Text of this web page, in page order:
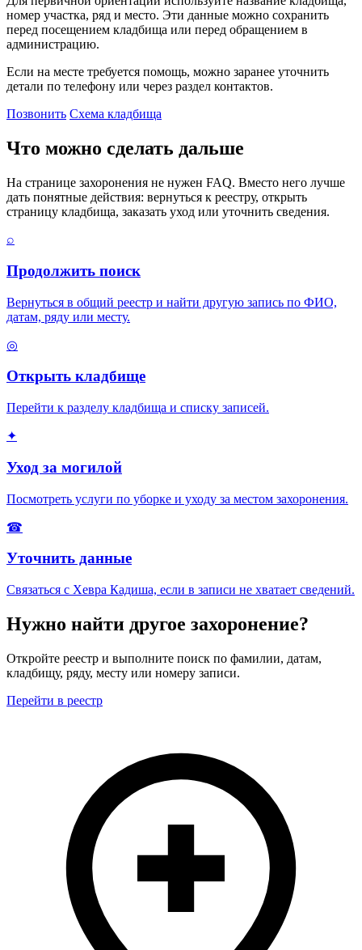
номер участка, ряд и место. Эти данные можно сохранить
перед посещением кладбища или перед обращением в
администрацию.
Если на месте требуется помощь, можно заранее уточнить
детали по телефону или через раздел контактов.
Позвонить Схема кладбища
Что можно сделать дальше
На странице захоронения не нужен FAQ. Вместо него лучше
дать понятные действия: вернуться к реестру, открыть
страницу кладбища, заказать уход или уточнить сведения.
⌕
Продолжить поиск
Вернуться в общий реестр и найти другую запись по ФИО,
датам, ряду или месту.
◎
Открыть кладбище
Перейти к разделу кладбища и списку записей.
✦
Уход за могилой
Посмотреть услуги по уборке и уходу за местом захоронения.
☎
Уточнить данные
Связаться с Хевра Кадиша, если в записи не хватает сведений.
Нужно найти другое захоронение?
Откройте реестр и выполните поиск по фамилии, датам,
кладбищу, ряду, месту или номеру записи.
Перейти в реестр